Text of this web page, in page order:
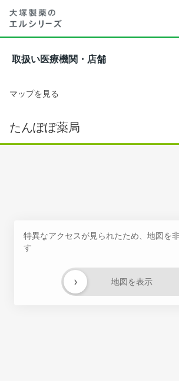
取扱い医療機関・店舗
マップを見る
たんぽぽ薬局
特異なアクセスが見られたため、地図を
す
地図を表示
›